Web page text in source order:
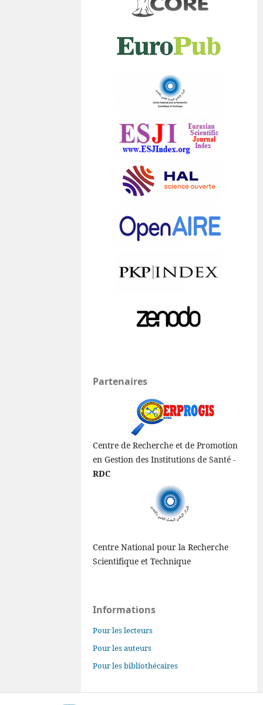
Partenaires
Centre de Recherche et de Promotion
en Gestion des Institutions de Santé -
RDC
Centre National pour la Recherche
Scientifique et Technique
Informations
Pour les lecteurs
Pour les auteurs
Pour les bibliothécaires